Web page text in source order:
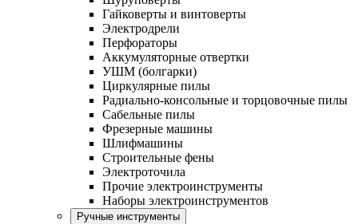
Гайковерты и винтоверты
Электродрели
Перфораторы
Аккумуляторные отвертки
УШМ (болгарки)
Циркулярные пилы
Радиально-консольные и торцовочные пилы
Сабельные пилы
Фрезерные машины
Шлифмашины
Строительные фены
Электроточила
Прочие электроинструменты
Наборы электроинструментов
Ручные инструменты